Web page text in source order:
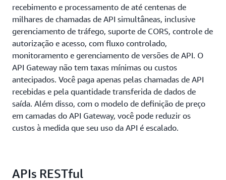
recebimento e processamento de até centenas de
milhares de chamadas de API simultâneas, inclusive
gerenciamento de tráfego, suporte de CORS, controle de
autorização e acesso, com fluxo controlado,
monitoramento e gerenciamento de versões de API. O
API Gateway não tem taxas mínimas ou custos
antecipados. Você paga apenas pelas chamadas de API
recebidas e pela quantidade transferida de dados de
saída. Além disso, com o modelo de definição de preço
em camadas do API Gateway, você pode reduzir os
custos à medida que seu uso da API é escalado.
APIs RESTful